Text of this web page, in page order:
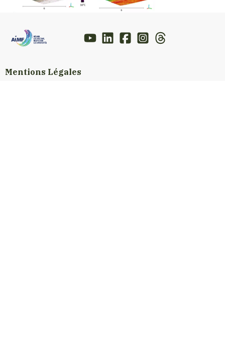
Mentions Légales